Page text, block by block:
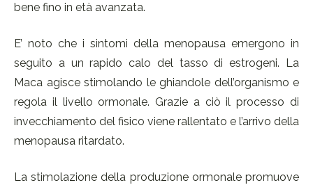
bene fino in età avanzata.
E’ noto che i sintomi della menopausa emergono in
seguito a un rapido calo del tasso di estrogeni. La
Maca agisce stimolando le ghiandole dell’organismo e
regola il livello ormonale. Grazie a ciò il processo di
invecchiamento del fisico viene rallentato e l’arrivo della
menopausa ritardato.
La stimolazione della produzione ormonale promuove